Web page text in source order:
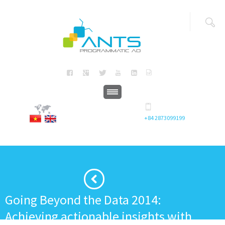
+84 2873099199
Going Beyond the Data 2014:
Achieving actionable insights with